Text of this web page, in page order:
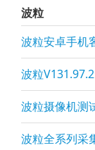
波粒
波粒安卓手机
波粒
波粒摄像机测
波粒全系列采